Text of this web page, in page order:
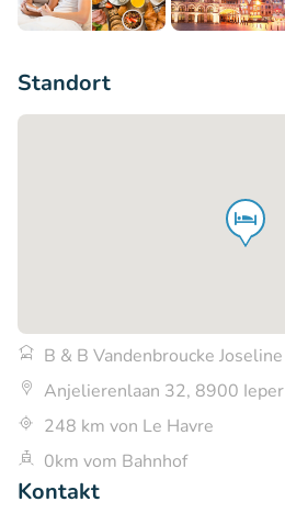
Standort
B & B Vandenbroucke Joseline
Anjelierenlaan 32, 8900 Ieper
248 km von Le Havre
0km vom Bahnhof
Kontakt